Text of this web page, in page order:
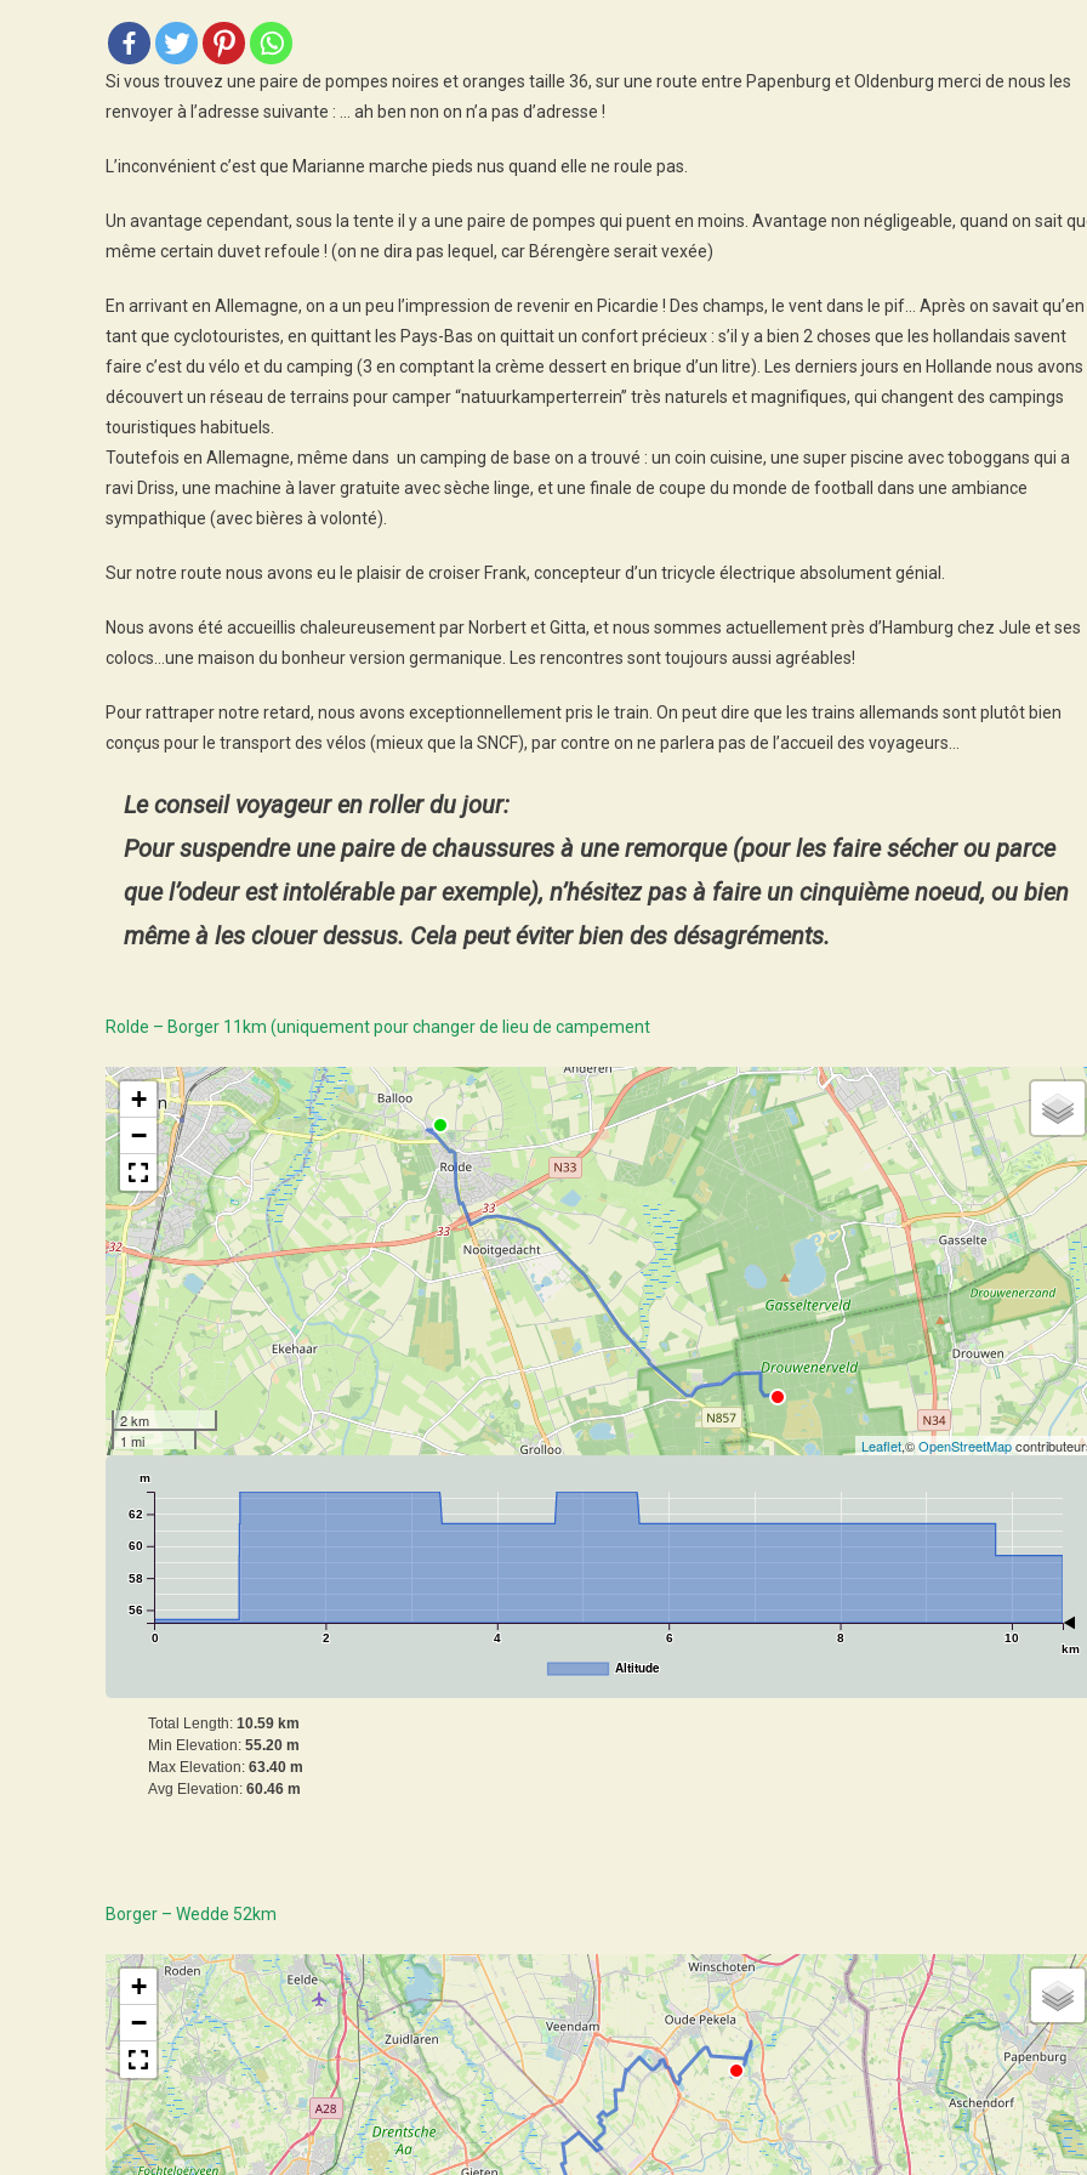
Si vous trouvez une paire de pompes noires et oranges taille 36, sur une route entre Papenburg et Oldenburg merci de nous les
renvoyer à l’adresse suivante : … ah ben non on n’a pas d’adresse !
L’inconvénient c’est que Marianne marche pieds nus quand elle ne roule pas.
Un avantage cependant, sous la tente il y a une paire de pompes qui puent en moins. Avantage non négligeable, quand on sait
même certain duvet refoule ! (on ne dira pas lequel, car Bérengère serait vexée)
En arrivant en Allemagne, on a un peu l’impression de revenir en Picardie ! Des champs, le vent dans le pif… Après on savait qu’en
tant que cyclotouristes, en quittant les Pays-Bas on quittait un confort précieux : s’il y a bien 2 choses que les hollandais savent
faire c’est du vélo et du camping (3 en comptant la crème dessert en brique d’un litre). Les derniers jours en Hollande nous avons
découvert un réseau de terrains pour camper “natuurkamperterrein” très naturels et magnifiques, qui changent des campings
touristiques habituels.
Toutefois en Allemagne, même dans un camping de base on a trouvé : un coin cuisine, une super piscine avec toboggans qui a
ravi Driss, une machine à laver gratuite avec sèche linge, et une finale de coupe du monde de football dans une ambiance
sympathique (avec bières à volonté).
Sur notre route nous avons eu le plaisir de croiser Frank, concepteur d’un tricycle électrique absolument génial.
Nous avons été accueillis chaleureusement par Norbert et Gitta, et nous sommes actuellement près d’Hamburg chez Jule et ses
colocs…une maison du bonheur version germanique. Les rencontres sont toujours aussi agréables!
Pour rattraper notre retard, nous avons exceptionnellement pris le train. On peut dire que les trains allemands sont plutôt bien
conçus pour le transport des vélos (mieux que la SNCF), par contre on ne parlera pas de l’accueil des voyageurs…
Le conseil voyageur en roller du jour:
Pour suspendre une paire de chaussures à une remorque (pour les faire sécher ou parce
que l’odeur est intolérable par exemple), n’hésitez pas à faire un cinquième noeud, ou bien
même à les clouer dessus. Cela peut éviter bien des désagréments.
Rolde – Borger 11km (uniquement pour changer de lieu de campement
+
−
2 km
1 mi
Leaflet,©OpenStreetMap
0 2 4 6 8 10
km
56
58
60
62
m
Altitude
Total Length: 10.59 km
Min Elevation: 55.20 m
Max Elevation: 63.40 m
Avg Elevation: 60.46 m
Borger – Wedde 52km
+
−